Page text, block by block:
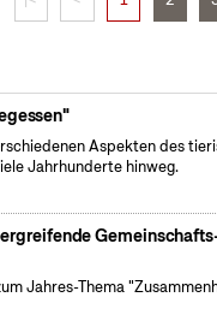
Aspekten des
Jahrhunderte hinweg.
Jahres-Thema